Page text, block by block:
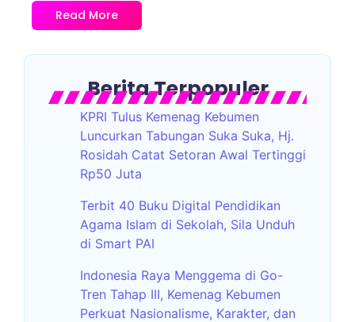
Read More
Berita Terpopuler
KPRI Tulus Kemenag Kebumen
Luncurkan Tabungan Suka Suka, Hj.
Rosidah Catat Setoran Awal Tertinggi
Rp50 Juta
Terbit 40 Buku Digital Pendidikan
Agama Islam di Sekolah, Sila Unduh
di Smart PAI
Indonesia Raya Menggema di Go-
Tren Tahap III, Kemenag Kebumen
Perkuat Nasionalisme, Karakter, dan